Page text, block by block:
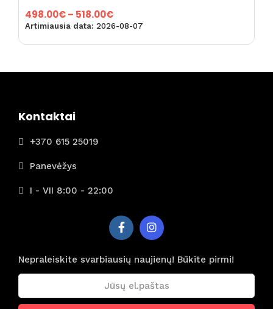
498.00€– 518.00€Price
range:
Artimiausia data: 2026-08-07
Kontaktai
+370 615 25019
Panevėžys
I - VII 8:00 - 22:00
Nepraleiskite svarbiausių naujienų! Būkite pirmi!